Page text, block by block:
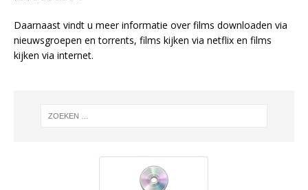
Daarnaast vindt u meer informatie over films downloaden via
nieuwsgroepen en torrents, films kijken via netflix en films
kijken via internet.